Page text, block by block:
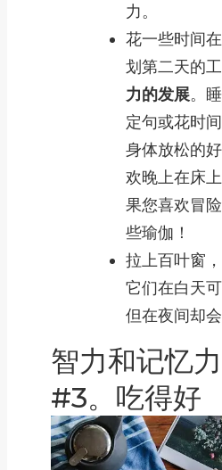
力。
花一些时间
划第二天的
力的发展。
定句或花时
身体放松的
欢晚上在床
果您喜欢冒
些瑜伽！
拉上百叶窗
它们在白天
但在夜间却
智力和记忆
#3。吃得好